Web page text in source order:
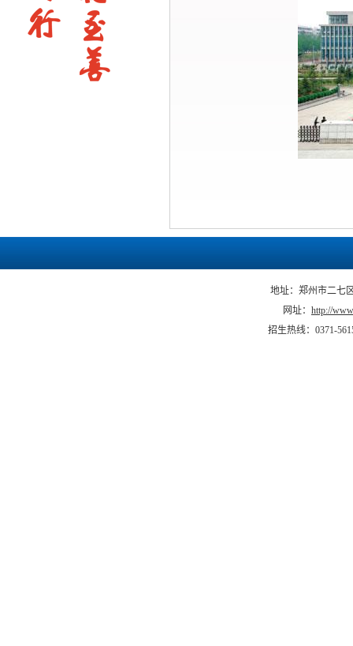
地址：郑州市二七
网址： http://
招生热线：0371-